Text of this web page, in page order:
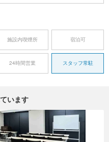
施設内喫煙所 宿泊可
24時間営業 スタッフ常駐
います